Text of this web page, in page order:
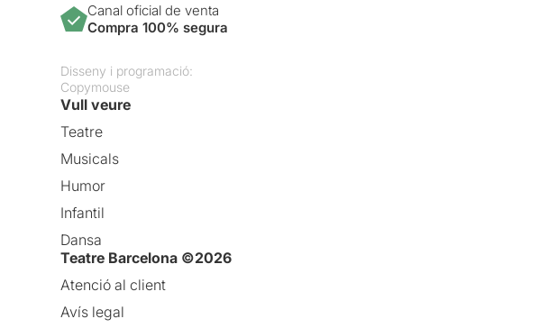
Canal oficial de venta
Compra 100% segura
Disseny i programació:
Copymouse
Vull veure
Teatre
Musicals
Humor
Infantil
Dansa
Teatre Barcelona ©2026
Atenció al client
Avís legal